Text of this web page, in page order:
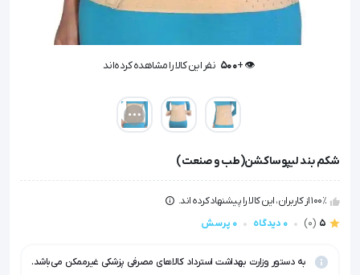
👁️ +
500 نفر این کالا را مشاهده کرده‌اند
شکم بند لیپوساکشن(طب و صنعت)
100٪ از کاربران، این کالا را پیشنهاد کرده اند.
5
(0) 0 دیدگاه 0 پرسش
به دستور وزارت بهداشت استرداد کالاهای مصرفی پزشکی غیرممکن می‌باشد.